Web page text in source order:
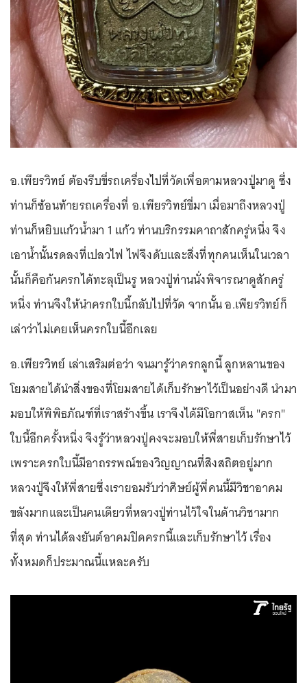
อ.เพียรวิทย์ ต้องรีบขี่รถเครื่องไปที่วัดเพื่อตามหลวงปู่มาดู ซึ่ง
ท่านก็ซ้อนท้ายรถเครื่องที่ อ.เพียรวิทย์ขี่มา เมื่อมาถึงหลวงปู่
ท่านก็หยิบแก้วน้ำมา 1 แก้ว ท่านบริกรรมคาถาสักครู่หนึ่ง จึง
เอาน้ำนั้นรดลงที่เปลวไฟ ไฟจึงดับและสิ่งที่ทุกคนเห็นในเวลา
นั้นก็คือก้นครกได้ทะลุเป็นรู หลวงปู่ท่านนั่งพิจารณาดูสักครู่
หนึ่ง ท่านจึงให้นำครกใบนี้กลับไปที่วัด จากนั้น อ.เพียรวิทย์ก็
เล่าว่าไม่เคยเห็นครกใบนี้อีกเลย
อ.เพียรวิทย์ เล่าเสริมต่อว่า จนมารู้ว่าครกลูกนี้ ลูกหลานของ
โยมสายได้นำสิ่งของที่โยมสายได้เก็บรักษาไว้เป็นอย่างดี นำมา
มอบให้พิพิธภัณฑ์ที่เราสร้างขึ้น เราจึงได้มีโอกาสเห็น "ครก"
ใบนี้อีกครั้งหนึ่ง จึงรู้ว่าหลวงปู่คงจะมอบให้พี่สายเก็บรักษาไว้
เพราะครกใบนี้มีอาถรรพณ์ของวิญญาณที่สิงสถิตอยู่มาก
หลวงปู่จึงให้พี่สายซึ่งเรายอมรับว่าศิษย์ผู้พี่คนนี้มีวิชาอาคม
ขลังมากและเป็นคนเดียวที่หลวงปู่ท่านไว้ใจในด้านวิชามาก
ที่สุด ท่านได้ลงยันต์อาคมปิดครกนี้และเก็บรักษาไว้ เรื่อง
ทั้งหมดก็ประมาณนี้แหละครับ